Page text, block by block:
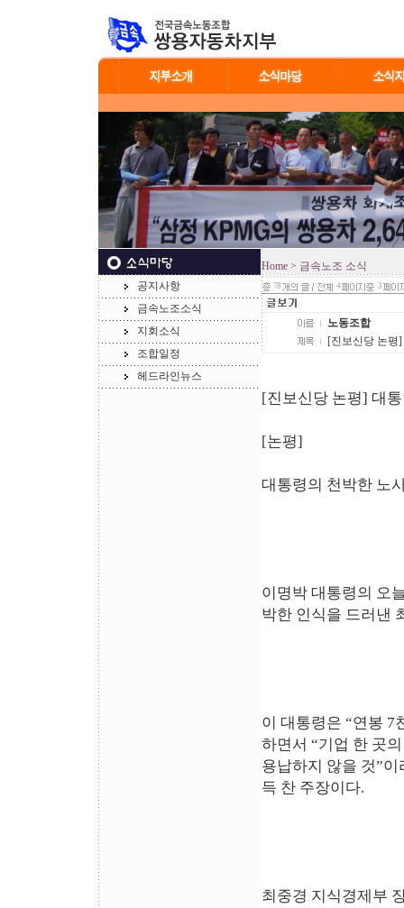
공지사항
금속노조소식
지회소식
조합일정
헤드라인뉴스
Home > 금속노조 소식
78 4 3
노동조합
[진보신당 논평
[진보신당 논평] 대
[논평]
대통령의 천박한 노
이명박 대통령의 오
박한 인식을 드러낸
이 대통령은 “연봉 7
하면서 “기업 한 곳
용납하지 않을 것”
득 찬 주장이다.
최중경 지식경제부